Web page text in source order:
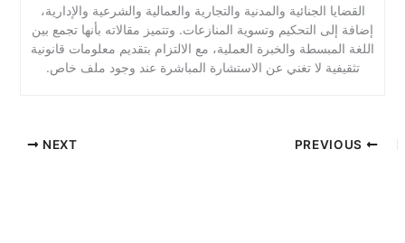
القضايا الجنائية والمدنية والتجارية والعمالية والشرعية والإدارية،
إضافة إلى التحكيم وتسوية المنازعات. وتتميز مقالاته بأنها تجمع بين
اللغة المبسطة والخبرة العملية، مع الالتزام بتقديم معلومات قانونية
تثقيفية لا تغني عن الاستشارة المباشرة عند وجود ملف خاص.
NEXT